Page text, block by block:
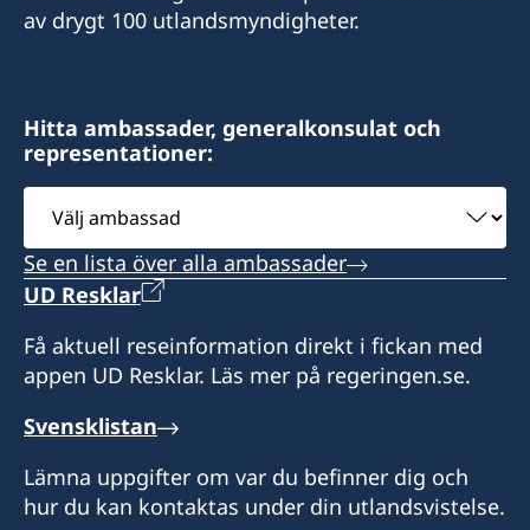
av drygt 100 utlandsmyndigheter.
Hitta ambassader, generalkonsulat och
representationer:
Välj
ambassad
Se en lista över alla ambassader
UD Resklar
Få aktuell reseinformation direkt i fickan med
appen UD Resklar. Läs mer på regeringen.se.
Svensklistan
Lämna uppgifter om var du befinner dig och
hur du kan kontaktas under din utlandsvistelse.